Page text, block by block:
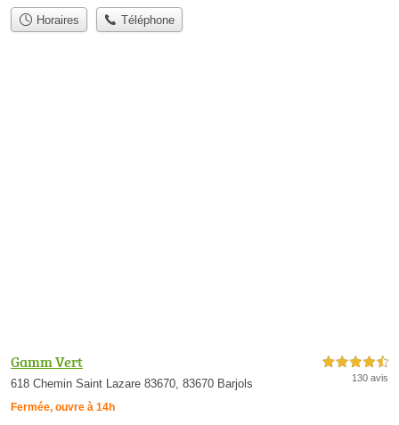
Horaires Téléphone
Gamm Vert
618 Chemin Saint Lazare 83670, 83670 Barjols
Fermée, ouvre à 14h
4,5 étoiles sur 5
130 avis